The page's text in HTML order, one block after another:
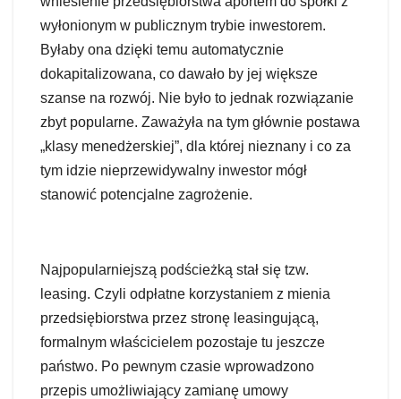
wyłonionym w publicznym trybie inwestorem.
Byłaby ona dzięki temu automatycznie
dokapitalizowana, co dawało by jej większe
szanse na rozwój. Nie było to jednak rozwiązanie
zbyt popularne. Zaważyła na tym głównie postawa
„klasy menedżerskiej”, dla której nieznany i co za
tym idzie nieprzewidywalny inwestor mógł
stanowić potencjalne zagrożenie.
Najpopularniejszą podścieżką stał się tzw.
leasing. Czyli odpłatne korzystaniem z mienia
przedsiębiorstwa przez stronę leasingującą,
formalnym właścicielem pozostaje tu jeszcze
państwo. Po pewnym czasie wprowadzono
przepis umożliwiający zamianę umowy